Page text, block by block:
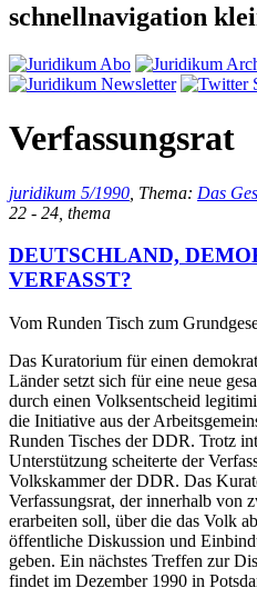
schnellnavigation
Verfassungsrat
juridikum 5/1990 , Thema: Das
22 - 24, thema
DEUTSCHLAND,
VERFASST?
Vom Runden Tisch zum
Das Kuratorium für einen
Länder setzt sich für eine neue
durch einen Volksentscheid
die Initiative aus der
Runden Tisches der DDR. Trotz
Unterstützung scheiterte der
Volkskammer der DDR. Das
Verfassungsrat, der innerhalb von
erarbeiten soll, über die das Volk
öffentliche Diskussion und
geben. Ein nächstes Treffen zur
findet im Dezember 1990 in